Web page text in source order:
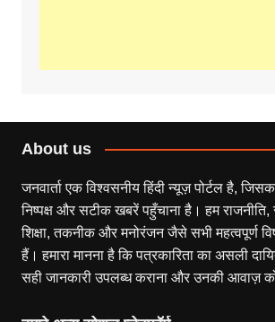
About us
जनवार्ता एक विश्वसनीय हिंदी न्यूज़ पोर्टल है,
निष्पक्ष और सटीक खबरें पहुँचाना है। हम राजनीति,
शिक्षा, तकनीक और मनोरंजन जैसे सभी महत्वपूर्ण
हैं। हमारा मानना है कि पत्रकारिता का असली
सही जानकारी उपलब्ध कराना और उनकी आवाज़